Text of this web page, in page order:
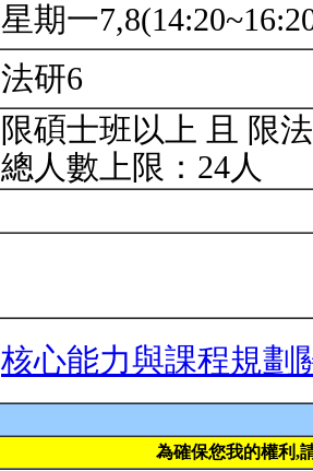
星期一
法研6
限碩士班以上 且 限
總人數上限：24人
核心能力與課程規劃
為確保您我的權利,